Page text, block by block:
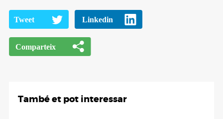
També et pot interessar